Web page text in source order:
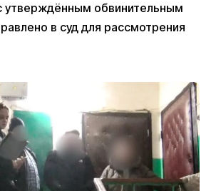
утверждённым обвинительным
в суд для рассмотрения